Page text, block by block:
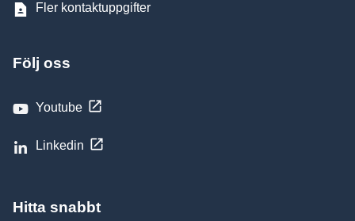
Fler kontaktuppgifter
Följ oss
Youtube
Linkedin
Hitta snabbt